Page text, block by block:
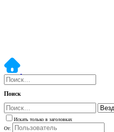
Поиск
Искать только в заголовках
От: